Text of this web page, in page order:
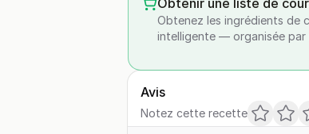
Obtenir une liste de
Obtenez les ingrédients de
intelligente — organisée par
Avis
Notez cette recette